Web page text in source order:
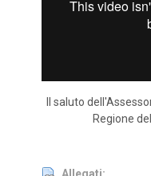
Il saluto
Regione